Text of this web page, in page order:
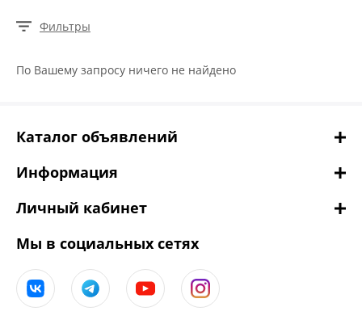
Фильтры
По Вашему запросу ничего не найдено
Каталог объявлений
Информация
Личный кабинет
Мы в социальных сетях